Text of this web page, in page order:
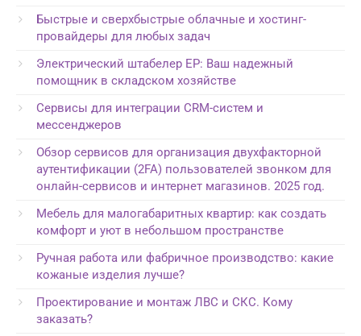
Быстрые и сверхбыстрые облачные и хостинг-
провайдеры для любых задач
Электрический штабелер EP: Ваш надежный
помощник в складском хозяйстве
Сервисы для интеграции CRM-систем и
мессенджеров
Обзор сервисов для организация двухфакторной
аутентификации (2FA) пользователей звонком для
онлайн-сервисов и интернет магазинов. 2025 год.
Мебель для малогабаритных квартир: как создать
комфорт и уют в небольшом пространстве
Ручная работа или фабричное производство: какие
кожаные изделия лучше?
Проектирование и монтаж ЛВС и СКС. Кому
заказать?